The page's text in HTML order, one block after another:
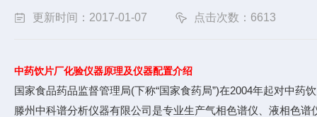
更新时间：2017-01-07 点击次数：6613
中药饮片厂化验仪器原理及仪器配置介绍
国家食品药品监督管理局(下称“国家食药局”)在2004年起对中
滕州中科谱分析仪器有限公司是专业生产气相色谱仪、液相色